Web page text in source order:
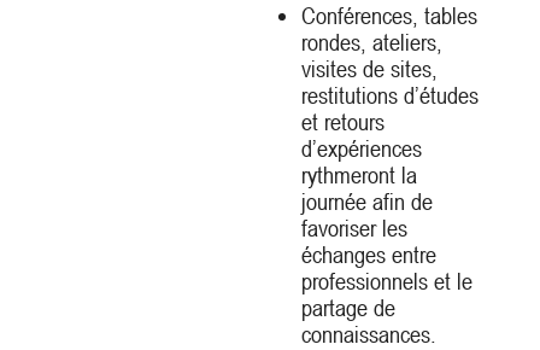
Conférences, tables
rondes, ateliers,
visites de sites,
restitutions d’études
et retours
d’expériences
rythmeront la
journée afin de
favoriser les
échanges entre
professionnels et le
partage de
connaissances.